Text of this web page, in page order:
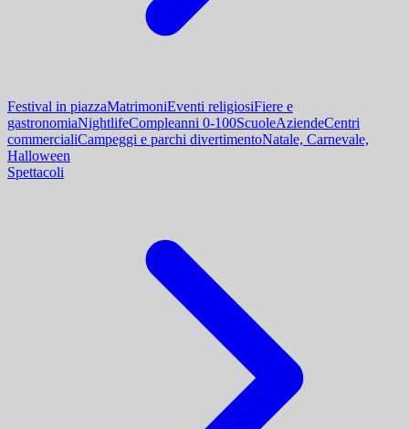
Festival in piazzaMatrimoniEventi religiosiFiere e
gastronomiaNightlifeCompleanni 0-100ScuoleAziendeCentri
commercialiCampeggi e parchi divertimentoNatale, Carnevale,
Halloween
Spettacoli